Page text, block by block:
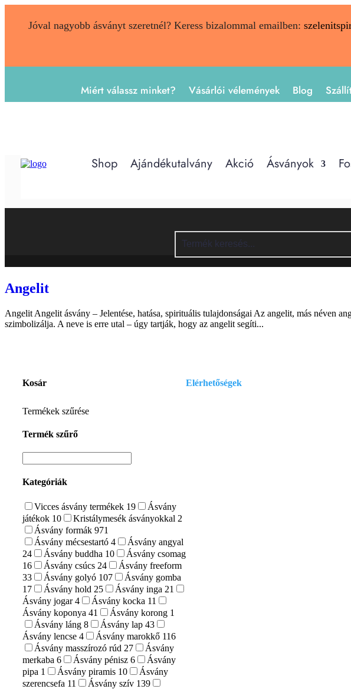
Jóval nagyobb ásványt szeretnél? Keress bizalommal emailben:
Miért válassz minket? Vásárlói vélemények Blog
Shop Ajándékutalvány Akció Ásványok
Angelit
Angelit Angelit ásvány – Jelentése, hatása, spirituális tulajdonságai Az angelit, más néven
szimbolizálja. A neve is erre utal – úgy tartják, hogy az angelit segíti...
Kosár
Termékek szűrése
Termék szűrő
Kategóriák
Vicces ásvány termékek 19
Ásvány
játékok 10 Kristálymesék ásványokkal 2
Ásvány formák 971
Ásvány mécsestartó 4
Ásvány angyal
24
Ásvány buddha 10
Ásvány csomag
16
Ásvány csúcs 24
Ásvány freeform
33
Ásvány golyó 107
Ásvány gomba
17
Ásvány hold 25 Ásvány inga 21
Ásvány jogar4 Ásvány kocka 11
Ásvány koponya 41 Ásvány korong 1
Ásvány láng 8 Ásvány lap 43
Ásvány lencse 4 Ásvány marokkő 116
Ásvány masszírozó rúd 27
Ásvány
merkaba 6 Ásvány pénisz 6
Ásvány
pipa 1 Ásvány piramis 10
Ásvány
szerencsefa 11 Ásvány szív 139
Elérhetőségek